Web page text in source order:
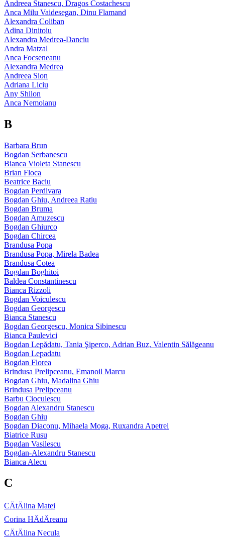
Andreea Stanescu, Dragos Costachescu
Anca Milu Vaidesegan, Dinu Flamand
Alexandra Coliban
Adina Dinitoiu
Alexandra Medrea-Danciu
Andra Matzal
Anca Focseneanu
Alexandra Medrea
Andreea Sion
Adriana Liciu
Any Shilon
Anca Nemoianu
B
Barbara Brun
Bogdan Serbanescu
Bianca Violeta Stanescu
Brian Floca
Beatrice Baciu
Bogdan Perdivara
Bogdan Ghiu, Andreea Ratiu
Bogdan Bruma
Bogdan Amuzescu
Bogdan Ghiurco
Bogdan Chircea
Brandusa Popa
Brandusa Popa, Mirela Badea
Brandusa Cotea
Bogdan Boghitoi
Baldea Constantinescu
Bianca Rizzoli
Bogdan Voiculescu
Bogdan Georgescu
Bianca Stanescu
Bogdan Georgescu, Monica Sibinescu
Bianca Paulevici
Bogdan Lepădatu, Tania Şiperco, Adrian Buz, Valentin Sălăgeanu
Bogdan Lepadatu
Bogdan Florea
Brindusa Prelipceanu, Emanoil Marcu
Bogdan Ghiu, Madalina Ghiu
Brindusa Prelipceanu
Barbu Cioculescu
Bogdan Alexandru Stanescu
Bogdan Ghiu
Bogdan Diaconu, Mihaela Moga, Ruxandra Apetrei
Biatrice Rusu
Bogdan Vasilescu
Bogdan-Alexandru Stanescu
Bianca Alecu
C
CÄtÄlina Matei
Corina HÄdÄreanu
CÄtÄlina Necula